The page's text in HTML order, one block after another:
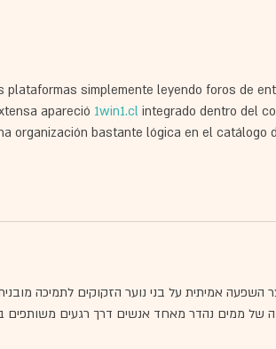
plataformas simplemente leyendo foros de
apareció 1win1.cl integrado dentro del
organización bastante lógica en el catálogo
אמיתית על בני נוער הזקוקים לתמיכה
של ממים נהדר מאחד אנשים דרך רגעים משותפים